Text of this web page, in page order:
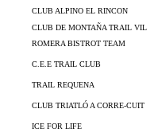
CLUB ALPINO EL RINCON
CLUB DE MONTAÑA TRAIL VIL
ROMERA BISTROT TEAM
C.E.E TRAIL CLUB
TRAIL REQUENA
CLUB TRIATLÓ A CORRE-CUIT
ICE FOR LIFE